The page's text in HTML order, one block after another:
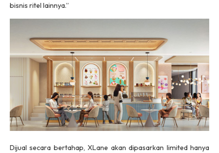
bisnis ritel lainnya.”
Dijual secara bertahap, XLane akan dipasarkan limitedhanya